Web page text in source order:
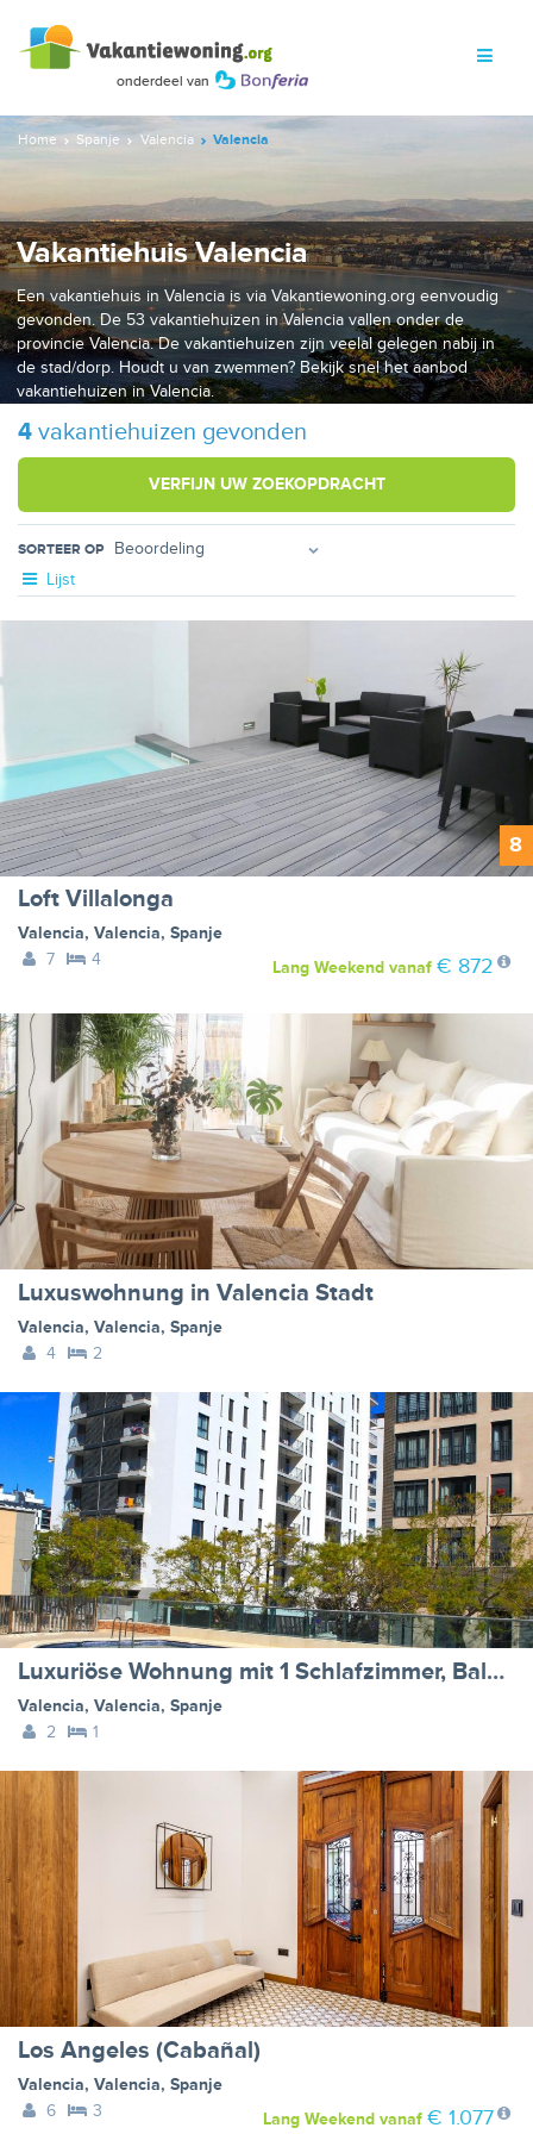
Home Spanje Valencia Valencia
Vakantiehuis Valencia
Een vakantiehuis in Valencia is via Vakantiewoning.org eenvoudig
gevonden. De 53 vakantiehuizen in Valencia vallen onder de
provincie Valencia. De vakantiehuizen zijn veelal gelegen nabij in
de stad/dorp. Houdt u van zwemmen? Bekijk snel het aanbod
vakantiehuizen in Valencia.
4 vakantiehuizen gevonden
VERFIJN UW ZOEKOPDRACHT
SORTEER OP
Lijst
8
Loft Villalonga
Valencia, Valencia, Spanje
7
4 Lang Weekendvanaf € 872
Luxuswohnung in Valencia Stadt
Valencia, Valencia, Spanje
4
2
Luxuriöse Wohnung mit 1 Schlafzimmer, Balkon und Pool
Valencia, Valencia, Spanje
2
1
Los Angeles (Cabañal)
Valencia, Valencia, Spanje
6
3 Lang Weekendvanaf € 1.077